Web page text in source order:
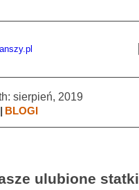
sierpień, 2019
| BLOGI
ulubione statki